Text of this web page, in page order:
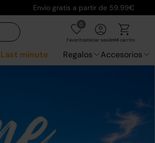
Envío gratis a partir de 59.99€
0
FavoritosIniciar sesiónMi carrito
minute Regalos Accesorios